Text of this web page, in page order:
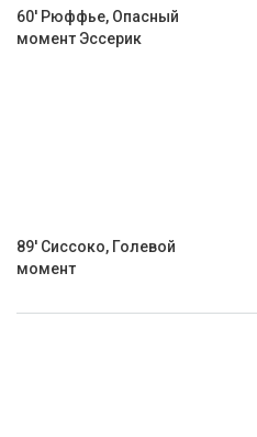
60' Рюффье, Опасный
момент Эссерик
89' Сиссоко, Голевой
момент